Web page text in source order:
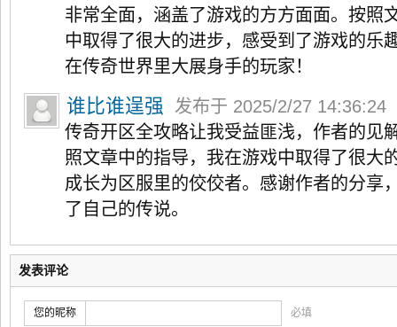
非常全面，涵盖了游戏的方方面面。按照
中取得了很大的进步，感受到了游戏的乐
在传奇世界里大展身手的玩家！
谁比谁逞强
发布于 2025/2/27 14:36:24
传奇开区全攻略让我受益匪浅，作者的见
照文章中的指导，我在游戏中取得了很大
成长为区服里的佼佼者。感谢作者的分享
了自己的传说。
发表评论
您的昵称 必填